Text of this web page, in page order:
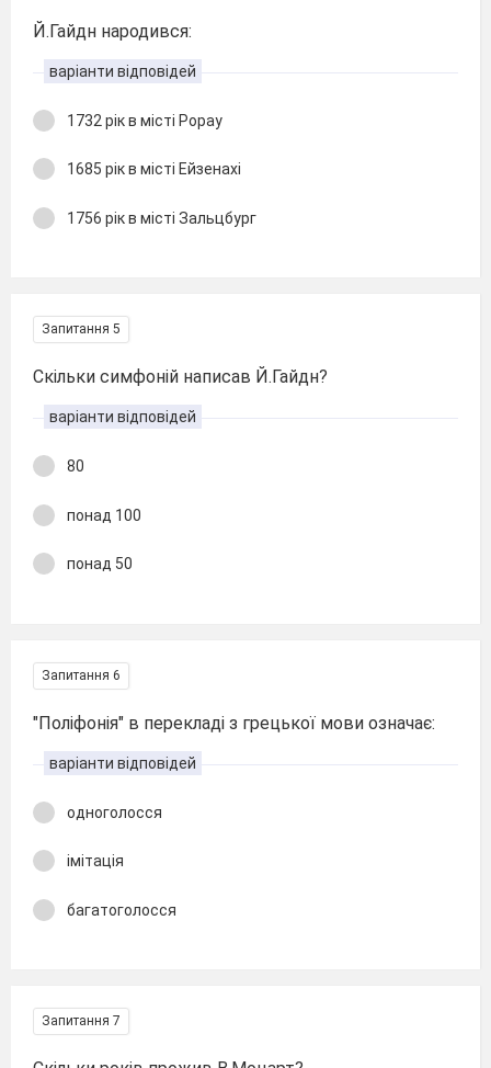
Й.Гайдн народився:
варіанти відповідей
1732 рік в місті Рорау
1685 рік в місті Ейзенахі
1756 рік в місті Зальцбург
Запитання 5
Скільки симфоній написав Й.Гайдн?
варіанти відповідей
80
понад 100
понад 50
Запитання 6
"Поліфонія" в перекладі з грецької мови означає:
варіанти відповідей
одноголосся
імітація
багатоголосся
Запитання 7